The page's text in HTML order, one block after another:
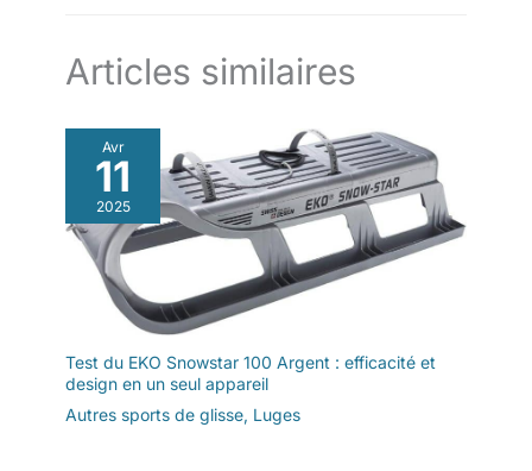
Articles similaires
Avr
11
2025
Test du EKO Snowstar 100 Argent : efficacité et
design en un seul appareil
Autres sports de glisse, Luges